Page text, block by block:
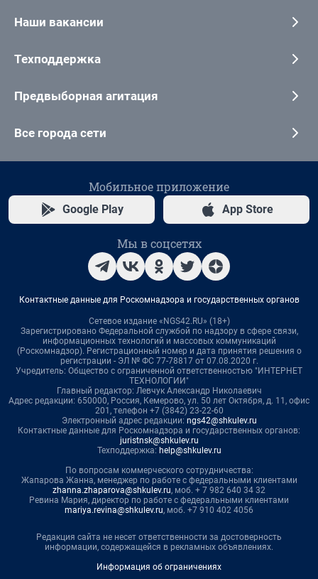
Наши вакансии
Техподдержка
Предвыборная агитация
Все города сети
Мобильное приложение
Google Play App Store
Мы в соцсетях
Контактные данные для Роскомнадзора и государственных органов
Сетевое издание «NGS42.RU» (18+)
Зарегистрировано Федеральной службой по надзору в сфере связи,
информационных технологий и массовых коммуникаций
(Роскомнадзор). Регистрационный номер и дата принятия решения о
регистрации - ЭЛ № ФС 77-78817 от 07.08.2020 г.
Учредитель: Общество с ограниченной ответственностью "ИНТЕРНЕТ
ТЕХНОЛОГИИ"
Главный редактор: Левчук Александр Николаевич
Адрес редакции: 650000, Россия, Кемерово, ул. 50 лет Октября, д. 11, офис
201, телефон +7 (3842) 23-22-60
Электронный адрес редакции: ngs42@shkulev.ru
Контактные данные для Роскомнадзора и государственных органов:
juristnsk@shkulev.ru
Техподдержка: help@shkulev.ru
По вопросам коммерческого сотрудничества:
Жапарова Жанна, менеджер по работе с федеральными клиентами
zhanna.zhaparova@shkulev.ru, моб. + 7 982 640 34 32
Ревина Мария, директор по работе с федеральными клиентами
mariya.revina@shkulev.ru, моб. +7 910 402 4056
Редакция сайта не несет ответственности за достоверность
информации, содержащейся в рекламных объявлениях.
Информация об ограничениях